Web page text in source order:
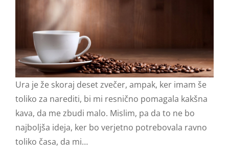
Ura je že skoraj deset zvečer, ampak, ker imam še
toliko za narediti, bi mi resnično pomagala kakšna
kava, da me zbudi malo. Mislim, pa da to ne bo
najboljša ideja, ker bo verjetno potrebovala ravno
toliko časa, da mi…